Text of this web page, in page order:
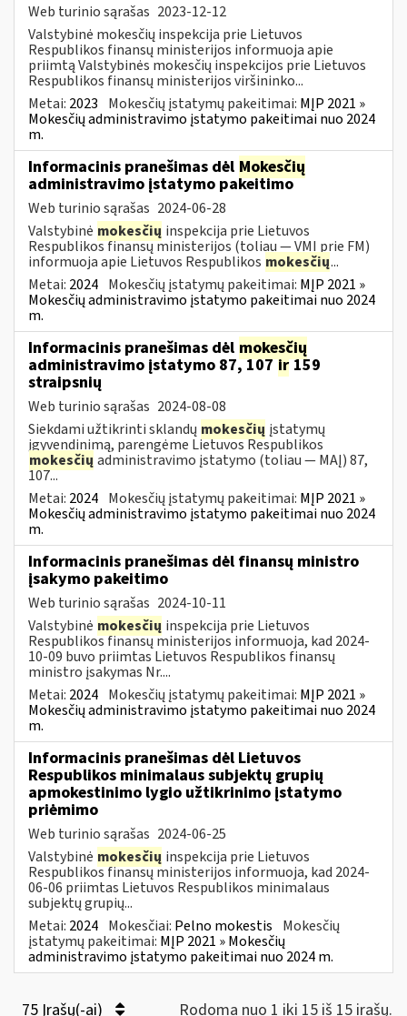
Web turinio sąrašas 2023-12-12
Valstybinė mokesčių inspekcija prie Lietuvos
Respublikos finansų ministerijos informuoja apie
priimtą Valstybinės mokesčių inspekcijos prie Lietuvos
Respublikos finansų ministerijos viršininko...
Metai: 2023 Mokesčių įstatymų pakeitimai: MĮP 2021 »
Mokesčių administravimo įstatymo pakeitimai nuo 2024
m.
Informacinis pranešimas dėl Mokesčių
administravimo įstatymo pakeitimo
Web turinio sąrašas 2024-06-28
Valstybinė mokesčių inspekcija prie Lietuvos
Respublikos finansų ministerijos (toliau — VMI prie FM)
informuoja apie Lietuvos Respublikos mokesčių...
Metai: 2024 Mokesčių įstatymų pakeitimai: MĮP 2021 »
Mokesčių administravimo įstatymo pakeitimai nuo 2024
m.
Informacinis pranešimas dėl mokesčių
administravimo įstatymo 87, 107ir159
straipsnių
Web turinio sąrašas 2024-08-08
Siekdami užtikrinti sklandų mokesčių įstatymų
įgyvendinimą, parengėme Lietuvos Respublikos
mokesčių administravimo įstatymo (toliau — MAĮ) 87,
107...
Metai: 2024 Mokesčių įstatymų pakeitimai: MĮP 2021 »
Mokesčių administravimo įstatymo pakeitimai nuo 2024
m.
Informacinis pranešimas dėl finansų ministro
įsakymo pakeitimo
Web turinio sąrašas 2024-10-11
Valstybinė mokesčių inspekcija prie Lietuvos
Respublikos finansų ministerijos informuoja, kad 2024-
10-09 buvo priimtas Lietuvos Respublikos finansų
ministro įsakymas Nr....
Metai: 2024 Mokesčių įstatymų pakeitimai: MĮP 2021 »
Mokesčių administravimo įstatymo pakeitimai nuo 2024
m.
Informacinis pranešimas dėl Lietuvos
Respublikos minimalaus subjektų grupių
apmokestinimo lygio užtikrinimo įstatymo
priėmimo
Web turinio sąrašas 2024-06-25
Valstybinė mokesčių inspekcija prie Lietuvos
Respublikos finansų ministerijos informuoja, kad 2024-
06-06 priimtas Lietuvos Respublikos minimalaus
subjektų grupių...
Metai: 2024 Mokesčiai: Pelno mokestis Mokesčių
įstatymų pakeitimai: MĮP 2021 » Mokesčių
administravimo įstatymo pakeitimai nuo 2024 m.
75 Įrašų(-ai) Rodoma nuo 1 iki 15 iš 15 irašų.